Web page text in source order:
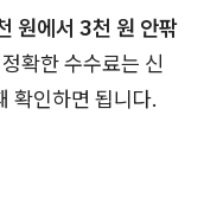
원에서 3천 원 안팎
확한 수수료는 신
확인하면 됩니다.